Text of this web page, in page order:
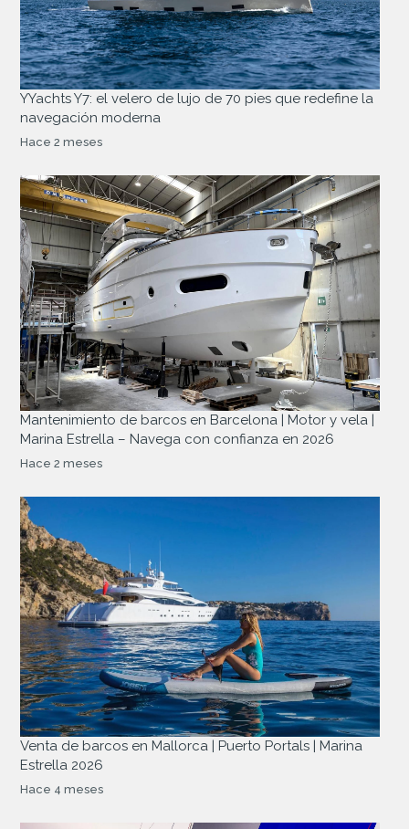
YYachts Y7: el velero de lujo de 70 pies que redefine la
navegación moderna
Hace 2 meses
Mantenimiento de barcos en Barcelona | Motor y vela |
Marina Estrella – Navega con confianza en 2026
Hace 2 meses
Venta de barcos en Mallorca | Puerto Portals | Marina
Estrella 2026
Hace 4 meses